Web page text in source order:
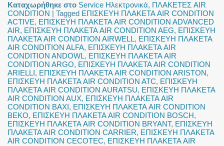
Καταχωρήθηκε στο Service Ηλεκτρονικά, ΠΛΑΚΕΤΕΣ AIR
CONDITION |Tagged ΕΠΙΣΚΕΥΗ ΠΛΑΚΕΤΑ AIR CONDITION
ACTIVE, ΕΠΙΣΚΕΥΗ ΠΛΑΚΕΤΑ AIR CONDITION ADVANCED
AIR, ΕΠΙΣΚΕΥΗ ΠΛΑΚΕΤΑ AIR CONDITION AEG, ΕΠΙΣΚΕΥΗ
ΠΛΑΚΕΤΑ AIR CONDITION AIRWELL, ΕΠΙΣΚΕΥΗ ΠΛΑΚΕΤΑ
AIR CONDITION ALFA, ΕΠΙΣΚΕΥΗ ΠΛΑΚΕΤΑ AIR
CONDITION ANDOWL, ΕΠΙΣΚΕΥΗ ΠΛΑΚΕΤΑ AIR
CONDITION ARGO, ΕΠΙΣΚΕΥΗ ΠΛΑΚΕΤΑ AIR CONDITION
ARIELLI, ΕΠΙΣΚΕΥΗ ΠΛΑΚΕΤΑ AIR CONDITION ARISTON,
ΕΠΙΣΚΕΥΗ ΠΛΑΚΕΤΑ AIR CONDITION ATC, ΕΠΙΣΚΕΥΗ
ΠΛΑΚΕΤΑ AIR CONDITION AURATSU, ΕΠΙΣΚΕΥΗ ΠΛΑΚΕΤΑ
AIR CONDITION AUX, ΕΠΙΣΚΕΥΗ ΠΛΑΚΕΤΑ AIR
CONDITION BAXI, ΕΠΙΣΚΕΥΗ ΠΛΑΚΕΤΑ AIR CONDITION
BEKO, ΕΠΙΣΚΕΥΗ ΠΛΑΚΕΤΑ AIR CONDITION BOSCH,
ΕΠΙΣΚΕΥΗ ΠΛΑΚΕΤΑ AIR CONDITION BRYANT, ΕΠΙΣΚΕΥΗ
ΠΛΑΚΕΤΑ AIR CONDITION CARRIER, ΕΠΙΣΚΕΥΗ ΠΛΑΚΕΤΑ
AIR CONDITION CECOTEC, ΕΠΙΣΚΕΥΗ ΠΛΑΚΕΤΑ AIR